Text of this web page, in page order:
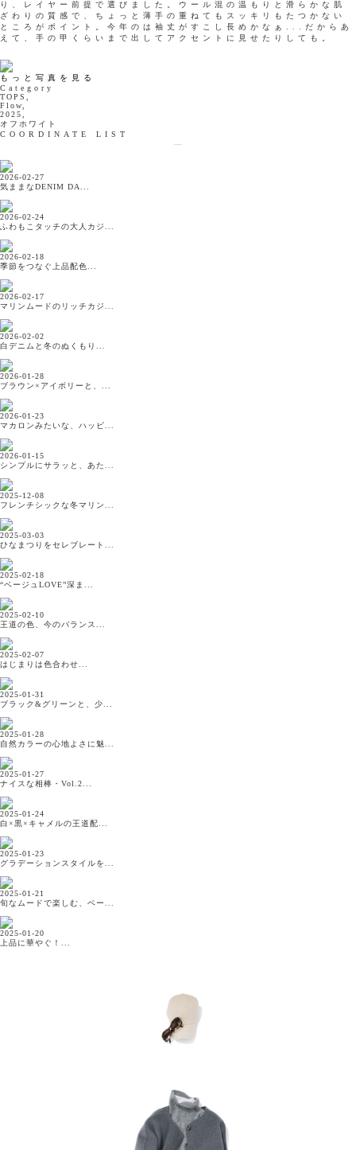
り、レイヤー前提で選びました。ウール混の温もりと滑らかな肌
ざわりの質感で、ちょっと薄手の重ねてもスッキリもたつかない
ところがポイント。今年のは袖丈がすこし長めかなぁ...だからあ
えて、手の甲くらいまで出してアクセントに見せたりしても。
もっと写真を見る
Category
TOPS,
Flow,
2025,
オフホワイト
COORDINATE LIST
2026-02-27
気ままなDENIM DA...
2026-02-24
ふわもこタッチの大人カジ...
2026-02-18
季節をつなぐ上品配色...
2026-02-17
マリンムードのリッチカジ...
2026-02-02
白デニムと冬のぬくもり...
2026-01-28
ブラウン×アイボリーと、...
2026-01-23
マカロンみたいな、ハッピ...
2026-01-15
シンプルにサラッと、あた...
2025-12-08
フレンチシックな冬マリン...
2025-03-03
ひなまつりをセレブレート...
2025-02-18
“ベージュLOVE”深ま...
2025-02-10
王道の色、今のバランス...
2025-02-07
はじまりは色合わせ...
2025-01-31
ブラック&グリーンと、少...
2025-01-28
自然カラーの心地よさに魅...
2025-01-27
ナイスな相棒・Vol.2...
2025-01-24
白×黒×キャメルの王道配...
2025-01-23
グラデーションスタイルを...
2025-01-21
旬なムードで楽しむ、ベー...
2025-01-20
上品に華やぐ！...